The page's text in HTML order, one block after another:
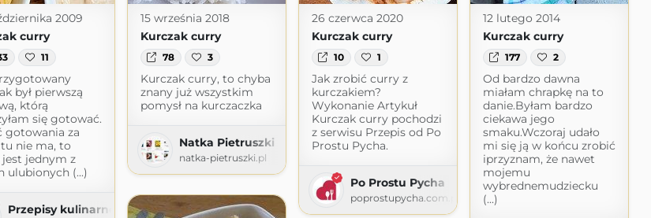
2009
curry
11
był pierwszą
którą
się gotować.
gotowania za
nie ma, to
jest jednym z
ulubionych (...)
Przepisy kulinarne ze zdjęciami
15 września 2018
Kurczak curry
78 3
Kurczak curry, to chyba
znany już wszystkim
pomysł na kurczaczka
Natka Pietruszki
natka-pietruszki.pl
26 czerwca 2020
Kurczak curry
10 1
Jak zrobić curry z
kurczakiem?
Wykonanie Artykuł
Kurczak curry pochodzi
z serwisu Przepis od Po
Prostu Pycha.
Po Prostu Pycha
poprostupycha.com.pl
12 lutego 2014
Kurczak curry
177 2
Od bardzo dawna
miałam chrapkę na to
danie.Byłam bardzo
ciekawa jego
smaku.Wczoraj udało
mi się ją w końcu zrobić
iprzyznam, że nawet
mojemu
wybrednemudziecku
(...)